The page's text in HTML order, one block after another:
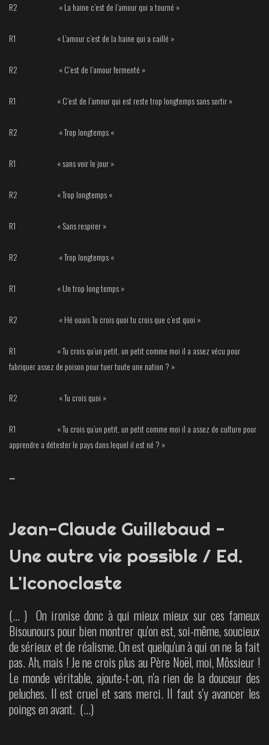
R2 « La haine c’est de l’amour qui a tourné »
R1 « L’amour c’est de la haine qui a caillé »
R2 « C’est de l’amour fermenté »
R1 « C’est de l’amour qui est reste trop longtemps sans sortir »
R2 « Trop longtemps «
R1 « sans voir le jour »
R2 « Trop longtemps «
R1 « Sans respirer »
R2 « Trop longtemps «
R1 « Un trop long temps »
R2 « Hé ouais Tu crois quoi tu crois que c’est quoi »
R1 « Tu crois qu’un petit, un petit comme moi il a assez vécu pour
fabriquer assez de poison pour tuer toute une nation ? »
R2 « Tu crois quoi »
R1 « Tu crois qu’un petit, un petit comme moi il a assez de culture pour
apprendre a détester le pays dans lequel il est né ? »
…
Jean-Claude Guillebaud -
Une autre vie possible / Ed.
L'Iconoclaste
(... ) On ironise donc à qui mieux mieux sur ces fameux
Bisounours pour bien montrer qu'on est, soi-même, soucieux
de sérieux et de réalisme. On est quelqu'un à qui on ne la fait
pas. Ah, mais ! Je ne crois plus au Père Noël, moi, Môssieur !
Le monde véritable, ajoute-t-on, n'a rien de la douceur des
peluches. Il est cruel et sans merci. Il faut s'y avancer les
poings en avant. (...)